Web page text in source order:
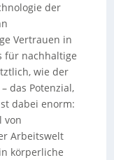
der
Vertrauen in
für nachhaltige
wie der
das Potenzial,
dabei enorm:
von
Arbeitswelt
körperliche